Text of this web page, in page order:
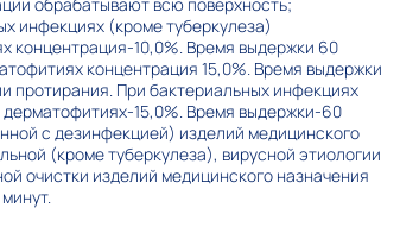
инфекциях (кроме туберкулеза)
концентрация-10,0%. Время выдержки 60
концентрация 15,0%. Время выдержки
протирания. При бактериальных инфекциях
15,0%. Время выдержки-60
с дезинфекцией) изделий медицинского
(кроме туберкулеза), вирусной этиологии
очистки изделий медицинского назначения